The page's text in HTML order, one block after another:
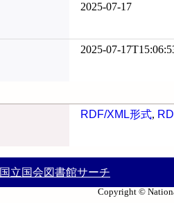
2025-07-17
2025-07-
RDF/XML形式,
国立国会図書館サーチ
Copyright ©